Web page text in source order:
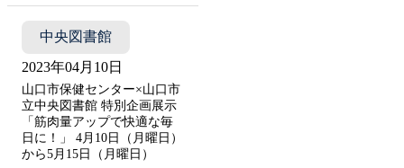
中央図書館
2023年04月10日
山口市保健センター×山口市
立中央図書館 特別企画展示
「筋肉量アップで快適な毎
日に！」 4月10日（月曜日）
から5月15日（月曜日）